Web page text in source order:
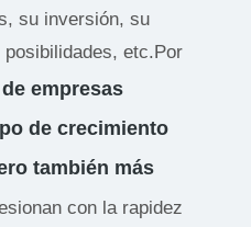
su inversión, su
etc.Por
empresas
de crecimiento
también más
con la rapidez